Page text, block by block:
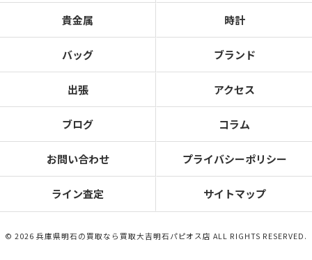
貴金属 時計
バッグ ブランド
出張 アクセス
ブログ コラム
お問い合わせ プライバシーポリシー
ライン査定 サイトマップ
© 2026 兵庫県明石の買取なら買取大吉明石パピオス店 ALL RIGHTS RESERVED.